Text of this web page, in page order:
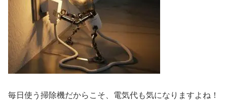
毎日使う掃除機だからこそ、電気代も気になりますよね！